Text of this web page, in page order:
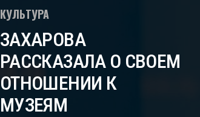
КУЛЬТУРА
ЗАХАРОВА
РАССКАЗАЛА О СВОЕМ
ОТНОШЕНИИ К
МУЗЕЯМ